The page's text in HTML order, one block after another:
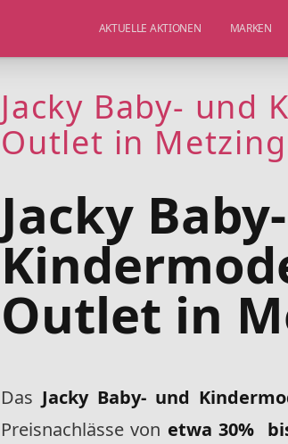
AKTUELLE AKTIONEN MARKEN
Jacky Baby- und
Outlet in
Jacky
Outlet in
Das Jacky Baby- und
Preisnachlässe von etwa 30%